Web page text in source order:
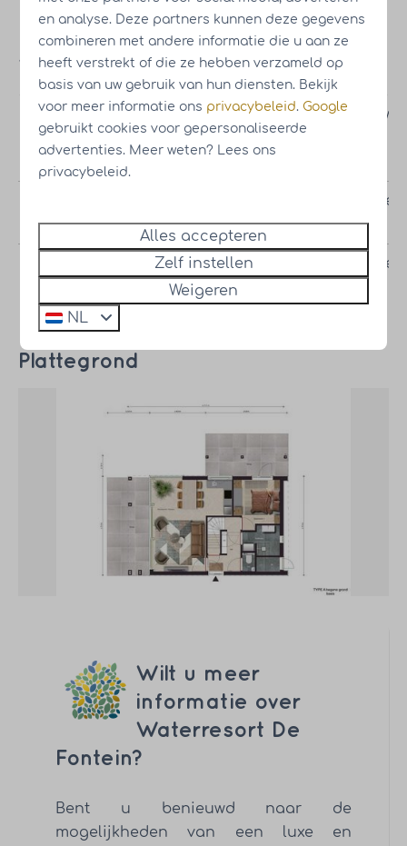
Vraagprijs
Vakantiewoning vanaf € 343.000,-
excl. btw
pakket
optioneel
€ 14.000,- optioneel
Plattegrond
Wilt u meer
informatie over
Waterresort De
Fontein?
Bent u benieuwd naar de
mogelijkheden van een luxe en
en analyse. Deze partners kunnen deze gegevens
combineren met andere informatie die u aan ze
heeft verstrekt of die ze hebben verzameld op
basis van uw gebruik van hun diensten. Bekijk
voor meer informatie ons privacybeleid. Google
gebruikt cookies voor gepersonaliseerde
advertenties. Meer weten? Lees ons
privacybeleid.
Alles accepteren
Zelf instellen
Weigeren
NL